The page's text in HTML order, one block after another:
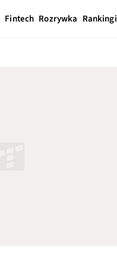
Fintech Rozrywka Rankingi